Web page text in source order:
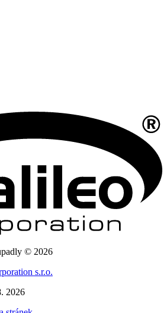
© 2026
s.r.o.
2026